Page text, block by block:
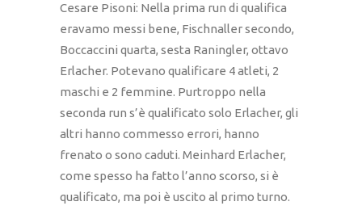
Cesare Pisoni: Nella prima run di qualifica
eravamo messi bene, Fischnaller secondo,
Boccaccini quarta, sesta Raningler, ottavo
Erlacher. Potevano qualificare 4 atleti, 2
maschi e 2 femmine. Purtroppo nella
seconda run s’è qualificato solo Erlacher, gli
altri hanno commesso errori, hanno
frenato o sono caduti. Meinhard Erlacher,
come spesso ha fatto l’anno scorso, si è
qualificato, ma poi è uscito al primo turno.